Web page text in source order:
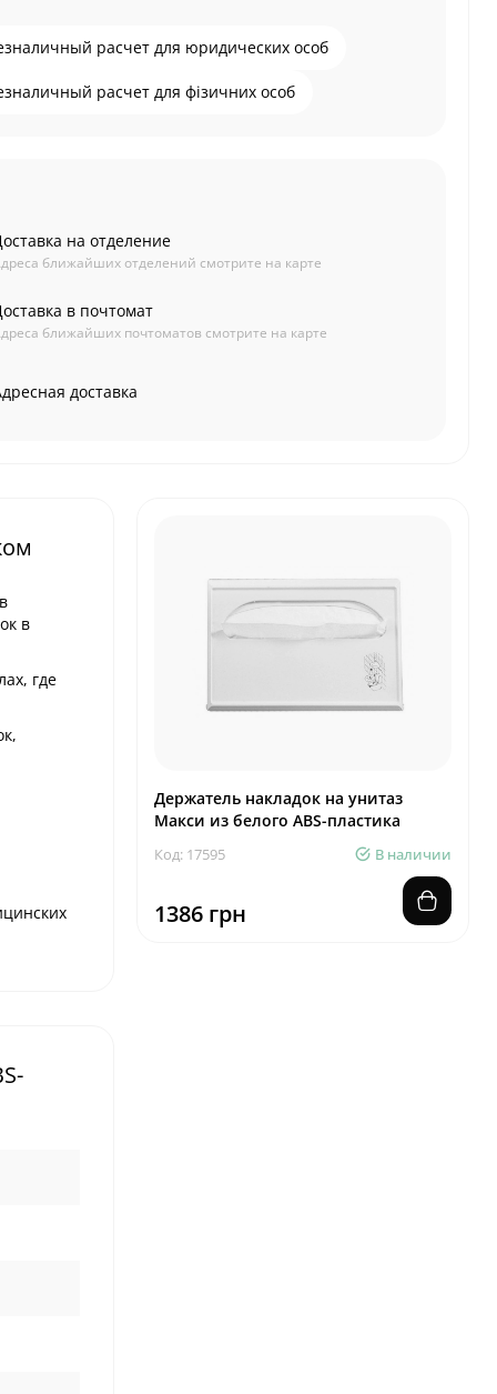
расчет для юридических особ
расчет для фізичних особ
на отделение
ближайших отделений смотрите на карте
в почтомат
ближайших почтоматов смотрите на карте
доставка
в
где
Держатель накладок на унитаз
Макси из белого ABS-пластика
Код: 17595 В наличии
1386 грн